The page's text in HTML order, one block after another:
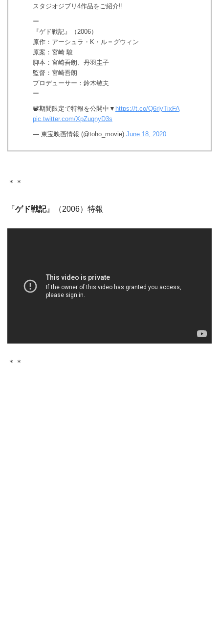
スタジオジブリ4作品をご紹介‼️
ー
『ゲド戦記』（2006）
原作：アーシュラ・K・ル＝グウィン
原案：宮崎 駿
脚本：宮崎吾朗、丹羽圭子
監督：宮崎吾朗
プロデューサー：鈴木敏夫
ー
📽️期間限定で特報を公開中▼ https://t.co/Q6rlyTixFA
pic.twitter.com/XpZuqnyD3s
— 東宝映画情報 (@toho_movie) June 18, 2020
＊＊
『ゲド戦記』（2006）特報
＊＊